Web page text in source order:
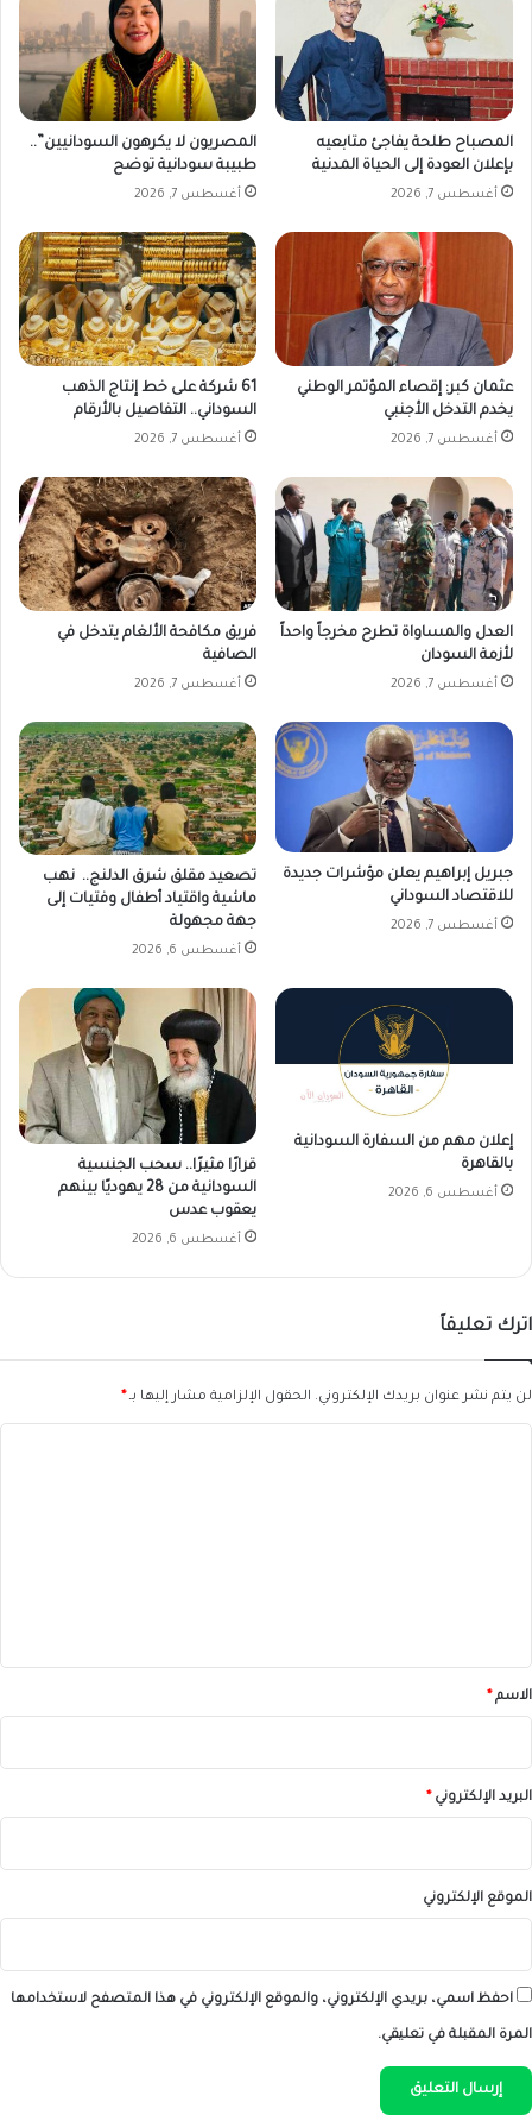
اي
ش
م
ا
ل
د
ر
المصباح طلحة يفاجئ متابعيه
بإعلان العودة إلى الحياة المدنية
أغسطس 7, 2026
المصريون لا يكرهون السودانيين”..
طبيبة سودانية توضح
أغسطس 7, 2026
عثمان كبر: إقصاء المؤتمر الوطني
يخدم التدخل الأجنبي
أغسطس 7, 2026
61 شركة على خط إنتاج الذهب
السوداني.. التفاصيل بالأرقام
أغسطس 7, 2026
العدل والمساواة تطرح مخرجاً واحداً
لأزمة السودان
أغسطس 7, 2026
فريق مكافحة الألغام يتدخل في
الصافية
أغسطس 7, 2026
جبريل إبراهيم يعلن مؤشرات جديدة
للاقتصاد السوداني
أغسطس 7, 2026
تصعيد مقلق شرق الدلنج.. نهب
ماشية واقتياد أطفال وفتيات إلى
جهة مجهولة
أغسطس 6, 2026
إعلان مهم من السفارة السودانية
بالقاهرة
أغسطس 6, 2026
قرارًا مثيرًا.. سحب الجنسية
السودانية من 28 يهوديًا بينهم
يعقوب عدس
أغسطس 6, 2026
اترك تعليقاً
لن يتم نشر عنوان بريدك الإلكتروني. الحقول الإلزامية مشار إليها بـ *
*الاسم *
البريد الإلكتروني *
الموقع الإلكتروني
احفظ اسمي، بريدي الإلكتروني، والموقع الإلكتروني في هذا المتصفح لاستخدامها
المرة المقبلة في تعليقي.